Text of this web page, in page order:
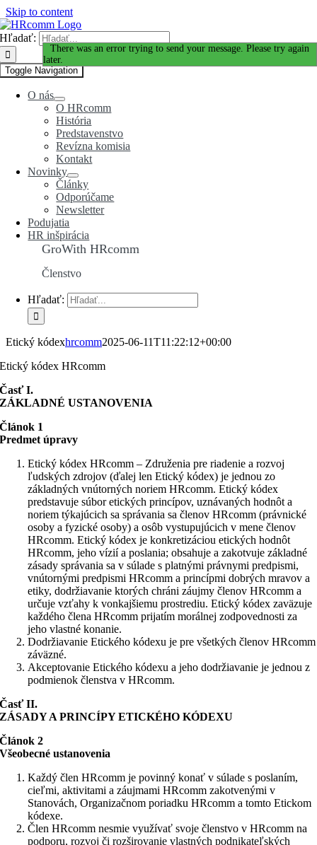
Skip to content
Hľadať:
Toggle Navigation
O nás
O HRcomm
História
Predstavenstvo
Revízna komisia
Kontakt
Novinky
Články
Odporúčame
Newsletter
Podujatia
HR inšpirácia
GroWith HRcomm
Členstvo
Hľadať:
Etický kódexhrcomm2025-06-11T11:22:12+00:00
Etický kódex HRcomm
Časť I.
ZÁKLADNÉ USTANOVENIA
Článok 1
Predmet úpravy
Etický kódex HRcomm – Združenia pre riadenie a rozvoj
ľudských zdrojov (ďalej len Etický kódex) je jednou zo
základných vnútorných noriem HRcomm. Etický kódex
predstavuje súbor etických princípov, uznávaných hodnôt a
noriem týkajúcich sa správania sa členov HRcomm (právnické
osoby a fyzické osoby) a osôb vystupujúcich v mene členov
HRcomm. Etický kódex je konkretizáciou etických hodnôt
HRcomm, jeho vízií a poslania; obsahuje a zakotvuje základné
zásady správania sa v súlade s platnými právnymi predpismi,
vnútornými predpismi HRcomm a princípmi dobrých mravov a
etiky, dodržiavanie ktorých chráni záujmy členov HRcomm a
určuje vzťahy k vonkajšiemu prostrediu. Etický kódex zaväzuje
každého člena HRcomm prijatím morálnej zodpovednosti za
jeho vlastné konanie.
Dodržiavanie Etického kódexu je pre všetkých členov HRcomm
záväzné.
Akceptovanie Etického kódexu a jeho dodržiavanie je jednou z
podmienok členstva v HRcomm.
Časť II.
ZÁSADY A PRINCÍPY ETICKÉHO KÓDEXU
Článok 2
Všeobecné ustanovenia
Každý člen HRcomm je povinný konať v súlade s poslaním,
cieľmi, aktivitami a záujmami HRcomm zakotvenými v
Stanovách, Organizačnom poriadku HRcomm a tomto Etickom
kódexe.
Člen HRcomm nesmie využívať svoje členstvo v HRcomm na
podporu, rozvoj či rozširovanie vlastných podnikateľských
Ďakujeme za Váš záujem!
There was an error trying to send your message. Please try again
later.